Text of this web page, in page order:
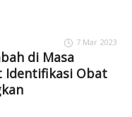
7 Mar 2023
di Masa
Identifikasi Obat